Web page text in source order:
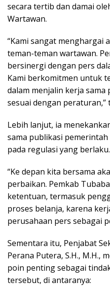
secara tertib dan damai
Wartawan.
“Kami sangat menghargai
teman-teman wartawan.
bersinergi dengan pers
Kami berkomitmen untuk
dalam menjalin kerja
sesuai dengan peraturan,”
Lebih lanjut, ia
sama publikasi
pada regulasi yang berlaku.
“Ke depan kita bersama
perbaikan. Pemkab
ketentuan, termasuk
proses belanja, karena
perusahaan pers sebagai
Sementara itu, Penjabat
Perana Putera, S.H., M.H.,
poin penting sebagai
tersebut, di antaranya: